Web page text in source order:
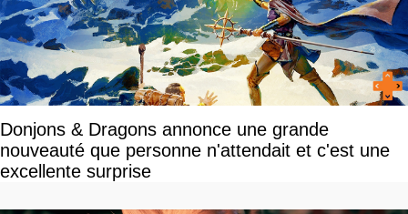
Donjons & Dragons annonce une grande
nouveauté que personne n'attendait et c'est une
excellente surprise